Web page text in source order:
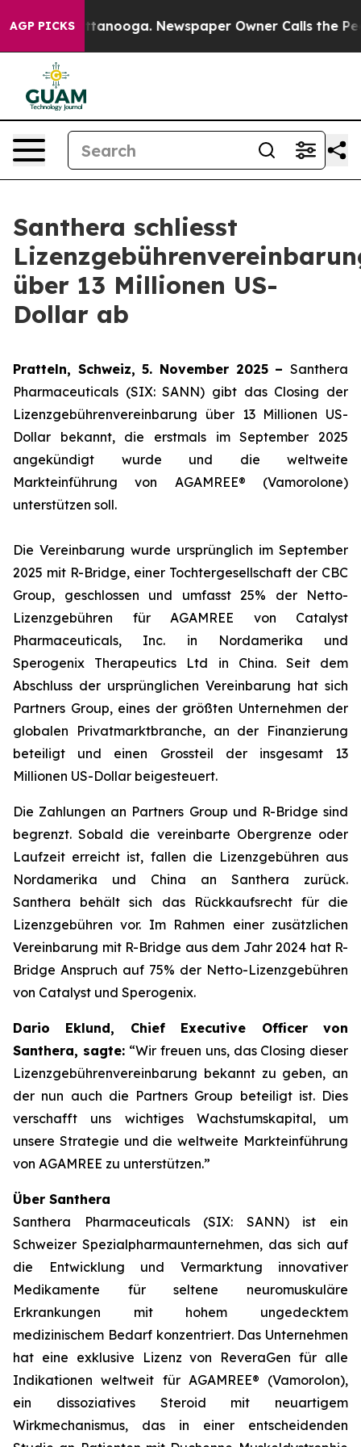
AGP PICKS
in Chattanooga. Newspaper Owner Calls the
Santhera schliesst
über 13 Millionen US-
Dollar ab
Pratteln, Schweiz, 5. November 2025 – Santhera
Pharmaceuticals (SIX: SANN) gibt das Closing der
Lizenzgebührenvereinbarung über 13 Millionen US-
Dollar bekannt, die erstmals im September 2025
angekündigt wurde und die weltweite
Markteinführung von AGAMREE® (Vamorolone)
unterstützen soll.
Die Vereinbarung wurde ursprünglich im September
2025 mit R-Bridge, einer Tochtergesellschaft der CBC
Group, geschlossen und umfasst 25% der Netto-
Lizenzgebühren für AGAMREE von Catalyst
Pharmaceuticals, Inc. in Nordamerika und
Sperogenix Therapeutics Ltd in China. Seit dem
Abschluss der ursprünglichen Vereinbarung hat sich
Partners Group, eines der größten Unternehmen der
globalen Privatmarktbranche, an der Finanzierung
beteiligt und einen Grossteil der insgesamt 13
Millionen US-Dollar beigesteuert.
Die Zahlungen an Partners Group und R-Bridge sind
begrenzt. Sobald die vereinbarte Obergrenze oder
Laufzeit erreicht ist, fallen die Lizenzgebühren aus
Nordamerika und China an Santhera zurück.
Santhera behält sich das Rückkaufsrecht für die
Lizenzgebühren vor. Im Rahmen einer zusätzlichen
Vereinbarung mit R-Bridge aus dem Jahr 2024 hat R-
Bridge Anspruch auf 75% der Netto-Lizenzgebühren
von Catalyst und Sperogenix.
Dario Eklund, Chief Executive Officer von
Santhera, sagte: “Wir freuen uns, das Closing dieser
Lizenzgebührenvereinbarung bekannt zu geben, an
der nun auch die Partners Group beteiligt ist. Dies
verschafft uns wichtiges Wachstumskapital, um
unsere Strategie und die weltweite Markteinführung
von AGAMREE zu unterstützen.”
Über Santhera
Santhera Pharmaceuticals (SIX: SANN) ist ein
Schweizer Spezialpharmaunternehmen, das sich auf
die Entwicklung und Vermarktung innovativer
Medikamente für seltene neuromuskuläre
Erkrankungen mit hohem ungedecktem
medizinischem Bedarf konzentriert. Das Unternehmen
hat eine exklusive Lizenz von ReveraGen für alle
Indikationen weltweit für AGAMREE® (Vamorolon),
ein dissoziatives Steroid mit neuartigem
Wirkmechanismus, das in einer entscheidenden